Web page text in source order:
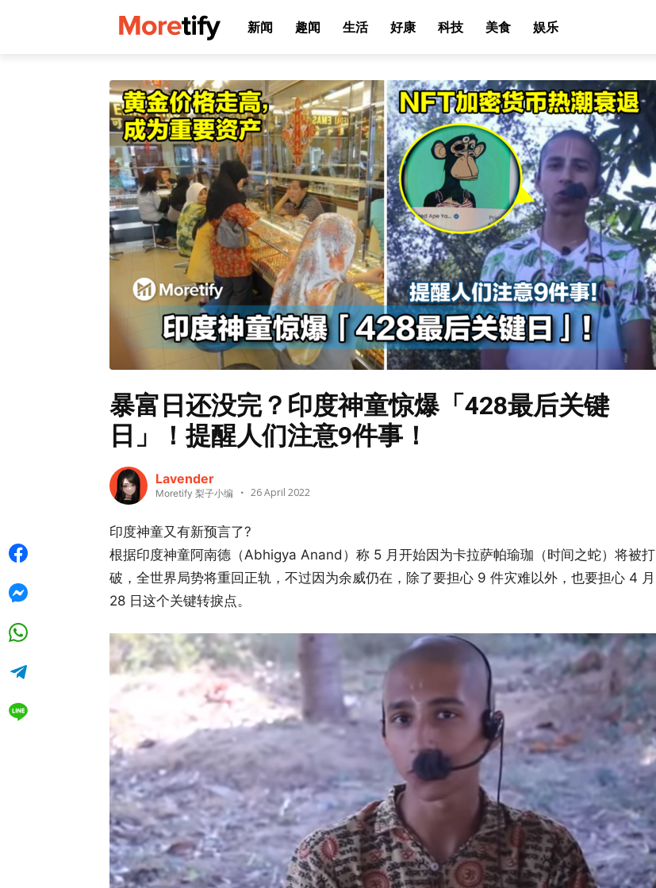
新闻 趣闻 生活 好康 科技 美食 娱乐
暴富日还没完？印度神童惊爆「428最后关键
日」！提醒人们注意9件事！
Lavender
Moretify 梨子小编 26 April 2022
印度神童又有新预言了?
根据印度神童阿南德（Abhigya Anand）称 5 月开始因为卡拉萨帕瑜珈（时间之蛇）将被打
破，全世界局势将重回正轨，不过因为余威仍在，除了要担心 9 件灾难以外，也要担心 4 月
28 日这个关键转捩点。